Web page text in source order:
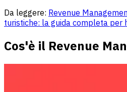
Da leggere: Revenue
turistiche: la guida completa per
Cos'è il Revenue